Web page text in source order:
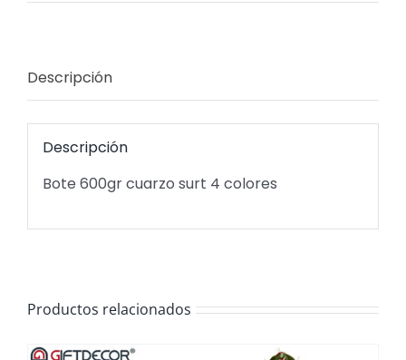
Descripción
Descripción
Bote 600gr cuarzo surt 4 colores
Productos relacionados